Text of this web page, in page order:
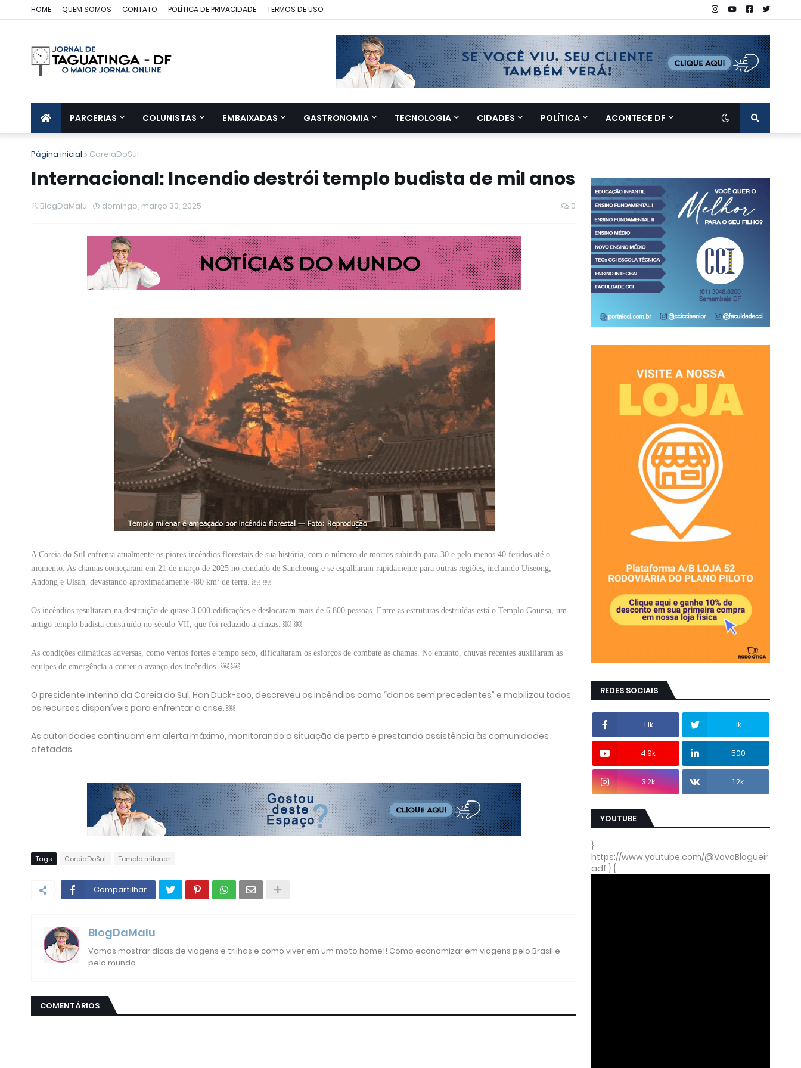
HOME QUEM SOMOS CONTATO POLÍTICA DE PRIVACIDADE TERMOS DE USO
PARCERIAS COLUNISTAS EMBAIXADAS GASTRONOMIA TECNOLOGIA CIDADES POLÍTICA ACONTECE DF
Página inicial CoreiaDoSul
Internacional: Incendio destrói templo budista de mil anos
BlogDaMalu domingo, março 30, 2025 0
A Coreia do Sul enfrenta atualmente os piores incêndios florestais de sua história, com o número de mortos subindo para 30 e pelo menos 40 feridos até o
momento. As chamas começaram em 21 de março de 2025 no condado de Sancheong e se espalharam rapidamente para outras regiões, incluindo Uiseong,
Andong e Ulsan, devastando aproximadamente 480 km² de terra. ￼ ￼
Os incêndios resultaram na destruição de quase 3.000 edificações e deslocaram mais de 6.800 pessoas. Entre as estruturas destruídas está o Templo Gounsa, um
antigo templo budista construído no século VII, que foi reduzido a cinzas. ￼ ￼
As condições climáticas adversas, como ventos fortes e tempo seco, dificultaram os esforços de combate às chamas. No entanto, chuvas recentes auxiliaram as
equipes de emergência a conter o avanço dos incêndios. ￼ ￼
O presidente interino da Coreia do Sul, Han Duck-soo, descreveu os incêndios como “danos sem precedentes” e mobilizou todos
os recursos disponíveis para enfrentar a crise. ￼
As autoridades continuam em alerta máximo, monitorando a situação de perto e prestando assistência às comunidades
afetadas.
Tags CoreiaDoSul Templo milenar
Compartilhar
BlogDaMalu
Vamos mostrar dicas de viagens e trilhas e como viver em um moto home!! Como economizar em viagens pelo Brasil e
pelo mundo
COMENTÁRIOS
REDES SOCIAIS
1.1k 1k
4.9k 500
3.2k 1.2k
YOUTUBE
}
https://www.youtube.com/@VovoBlogueir
adf } {